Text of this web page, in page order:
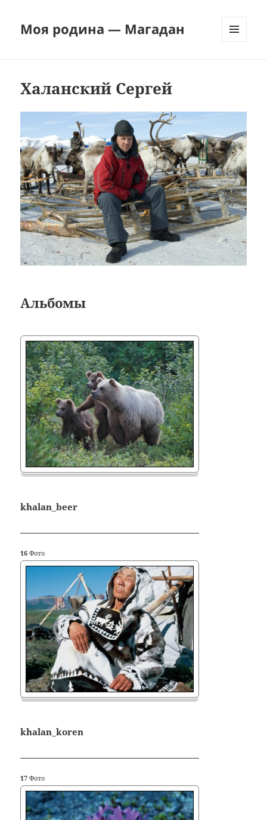
Моя родина — Магадан
Халанский Сергей
Альбомы
khalan_beer
16 Фото
khalan_koren
17 Фото